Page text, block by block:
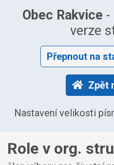
Obec Rakvice -
verze
Přepnout na
Zpět
Nastavení velikosti
Role v org.